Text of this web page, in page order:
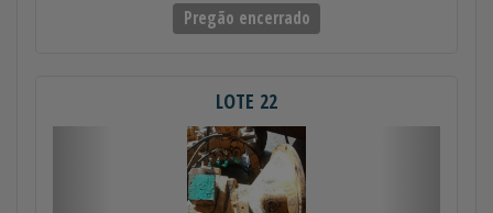
Pregão encerrado
LOTE 22